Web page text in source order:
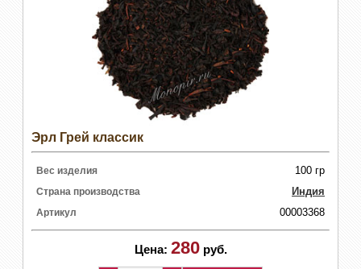
Эрл Грей классик
Вес изделия 100 гр
Страна производства Индия
Артикул 00003368
Цена: 280 руб.